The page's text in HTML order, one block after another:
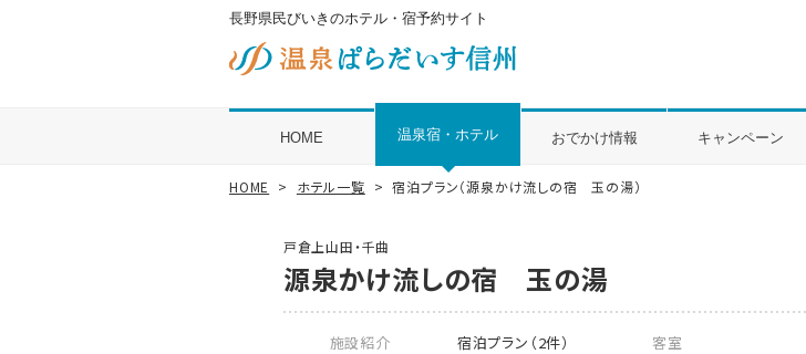
長野県民びいきのホテル・宿予約サイト
HOME 温泉宿・ホテル おでかけ情報 キャンペーン
HOME ホテル一覧 宿泊プラン（源泉かけ流しの宿 玉の湯）
戸倉上山田・千曲
源泉かけ流しの宿 玉の湯
施設紹介 宿泊プラン（2件） 客室